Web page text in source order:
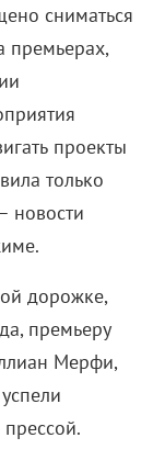
сниматься
премьерах,
проекты
только
новости
дорожке,
премьеру
Мерфи,